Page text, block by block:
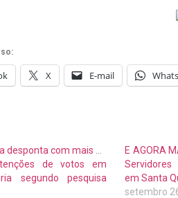
X E-mail
desponta com mais de
de votos em
segundo pesquisa
E AGORA
Servidores
em Santa
setembro